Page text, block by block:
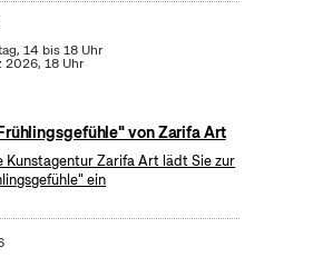
14 bis 18 Uhr
2026, 18 Uhr
von Zarifa Art
Kunstagentur Zarifa Art lädt Sie zur
ein